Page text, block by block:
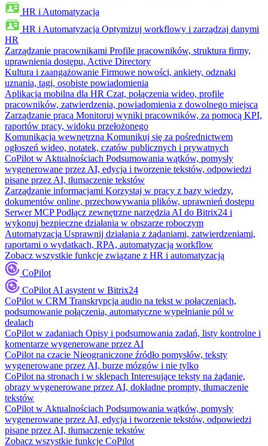
HR i Automatyzacja
HR i Automatyzacja Optymizuj workflowy i zarządzaj danymi
HR
Zarządzanie pracownikami Profile pracowników, struktura firmy,
uprawnienia dostępu, Active Directory
Kultura i zaangażowanie Firmowe nowości, ankiety, odznaki
uznania, tagi, osobiste powiadomienia
Aplikacja mobilna dla HR Czat, połączenia wideo, profile
pracowników, zatwierdzenia, powiadomienia z dowolnego miejsca
Zarządzanie pracą Monitoruj wyniki pracowników, za pomocą KPI,
raportów pracy, widoku przełożonego
Komunikacja wewnętrzna Komunikuj się za pośrednictwem
ogłoszeń wideo, notatek, czatów publicznych i prywatnych
CoPilot w Aktualnościach Podsumowania wątków, pomysły
wygenerowane przez AI, edycja i tworzenie tekstów, odpowiedzi
pisane przez AI, tłumaczenie tekstów
Zarządzanie informacjami Korzystaj w pracy z bazy wiedzy,
dokumentów online, przechowywania plików, uprawnień dostępu
Serwer MCP Podłącz zewnętrzne narzędzia AI do Bitrix24 i
wykonuj bezpieczne działania w obszarze roboczym
Automatyzacja Usprawnij działania z żądaniami, zatwierdzeniami,
raportami o wydatkach, RPA, automatyzacją workflow
Zobacz wszystkie funkcje związane z HR i automatyzacją
CoPilot
CoPilot AI asystent w Bitrix24
CoPilot w CRM Transkrypcja audio na tekst w połączeniach,
podsumowanie połączenia, automatyczne wypełnianie pól w
dealach
CoPilot w zadaniach Opisy i podsumowania zadań, listy kontrolne i
komentarze wygenerowane przez AI
CoPilot na czacie Nieograniczone źródło pomysłów, teksty
wygenerowane przez AI, burze mózgów i nie tylko
CoPilot na stronach i w sklepach Interesujące teksty na żądanie,
obrazy wygenerowane przez AI, dokładne prompty, tłumaczenie
tekstów
CoPilot w Aktualnościach Podsumowania wątków, pomysły
wygenerowane przez AI, edycja i tworzenie tekstów, odpowiedzi
pisane przez AI, tłumaczenie tekstów
Zobacz wszystkie funkcje CoPilot